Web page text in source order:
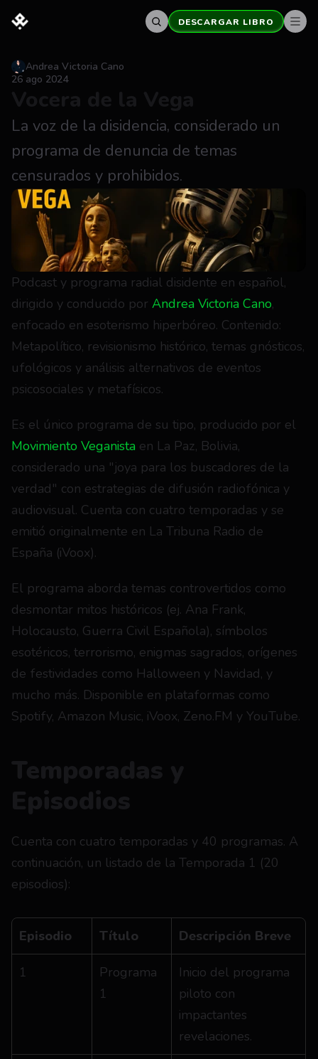
DESCARGAR LIBRO
26 ago 2024
Andrea Victoria Cano
La voz de la disidencia, considerado un
programa de denuncia de temas
censurados y prohibidos.
Podcast y programa radial disidente en español,
dirigido y conducido por Andrea Victoria Cano,
enfocado en esoterismo hiperbóreo. Contenido:
Metapolítico, revisionismo histórico, temas gnósticos,
ufológicos y análisis alternativos de eventos
psicosociales y metafísicos.
Movimiento Veganista en La Paz, Bolivia,
considerado una "joya para los buscadores de la
verdad" con estrategias de difusión radiofónica y
audiovisual. Cuenta con cuatro temporadas y se
emitió originalmente en La Tribuna Radio de
España (iVoox).
El programa aborda temas controvertidos como
desmontar mitos históricos (ej. Ana Frank,
Holocausto, Guerra Civil Española), símbolos
esotéricos, terrorismo, enigmas sagrados, orígenes
de festividades como Halloween y Navidad, y
mucho más. Disponible en plataformas como
Spotify, Amazon Music, iVoox, Zeno.FM y YouTube.
Cuenta con cuatro temporadas y 40 programas. A
continuación, un listado de la Temporada 1 (20
episodios):
Episodio Título Descripción Breve
1
Programa
1
Inicio del programa
piloto con
impactantes
revelaciones.